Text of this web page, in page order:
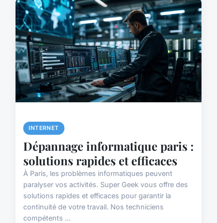
INTERNET
Dépannage informatique paris :
solutions rapides et efficaces
À Paris, les problèmes informatiques peuvent
paralyser vos activités. Super Geek vous offre des
solutions rapides et efficaces pour garantir la
continuité de votre travail. Nos techniciens
compétents ...